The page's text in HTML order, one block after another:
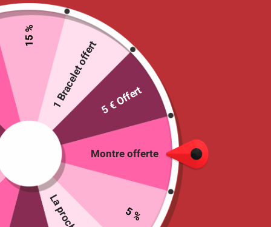
Montre pendentif
« Coccinelle »
7.95
Choix des options
infirmière
7.50
Choix des options
Montre offerte
5 %
15 %
1 Bracelet offert5 € Offert